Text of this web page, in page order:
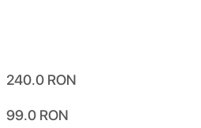
240.0 RON
99.0 RON